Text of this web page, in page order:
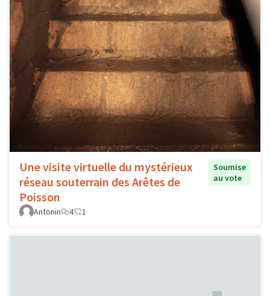
Une visite virtuelle du mystérieux
réseau souterrain des Arêtes de
Poisson
Soumise
au vote
Antonin 4 1